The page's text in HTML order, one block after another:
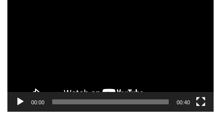
00:00 00:40